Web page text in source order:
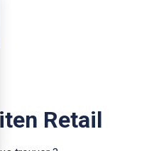
Retail